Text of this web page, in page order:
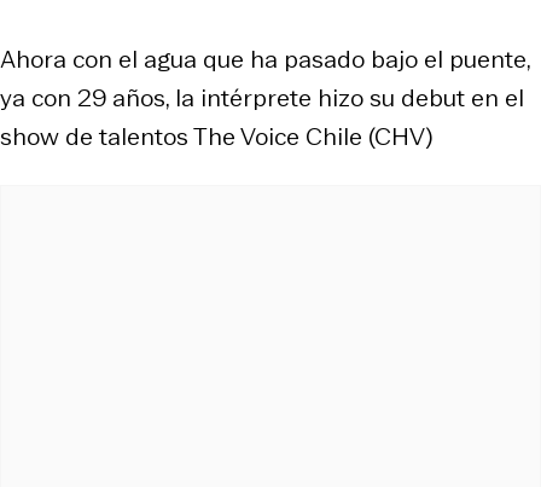
Ahora con el agua que ha pasado bajo el puente,
ya con 29 años, la intérprete hizo su debut en el
show de talentosThe Voice Chile (CHV)